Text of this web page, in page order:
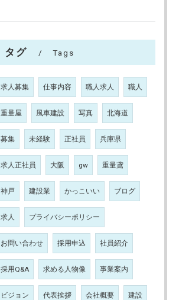
タグ Tags
求人募集 仕事内容 職人求人 職人
重量屋 風車建設 写真 北海道
募集 未経験 正社員 兵庫県
求人正社員 大阪 gw 重量鳶
神戸 建設業 かっこいい ブログ
求人 プライバシーポリシー
お問い合わせ 採用申込 社員紹介
採用Q&A 求める人物像 事業案内
ビジョン 代表挨拶 会社概要 建設